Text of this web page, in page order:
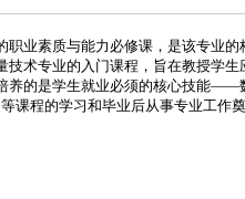
职业素质与能力必修课，是该专业
技术专业的入门课程，旨在教授学
养的是学生就业必须的核心技能——
课程的学习和毕业后从事专业工作